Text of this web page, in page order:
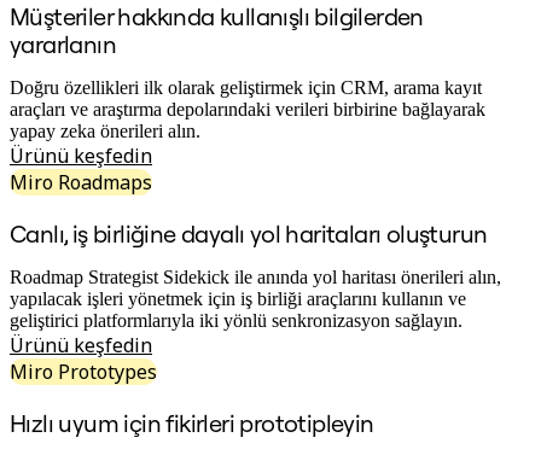
Mühendislik
Pazarlama
BT
Stratejik Girişime Göre
Müşteri Deneyimi ve Hizmet Tasarımı
Kaynaklar
Öğrenme
Müşteri Hikayeleri
Webinarlar
Topluluk ve Destek
Yardım Merkezi
Müşteriler hakkında kullanışlı bilgilerden
yararlanın
Doğru özellikleri ilk olarak geliştirmek için CRM, arama kayıt
araçları ve araştırma depolarındaki verileri birbirine bağlayarak
yapay zeka önerileri alın.
Ürünü keşfedin
Miro Roadmaps
Canlı, iş birliğine dayalı yol haritaları oluşturun
Roadmap Strategist Sidekick ile anında yol haritası önerileri alın,
yapılacak işleri yönetmek için iş birliği araçlarını kullanın ve
geliştirici platformlarıyla iki yönlü senkronizasyon sağlayın.
Ürünü keşfedin
Miro Prototypes
Hızlı uyum için fikirleri prototipleyin